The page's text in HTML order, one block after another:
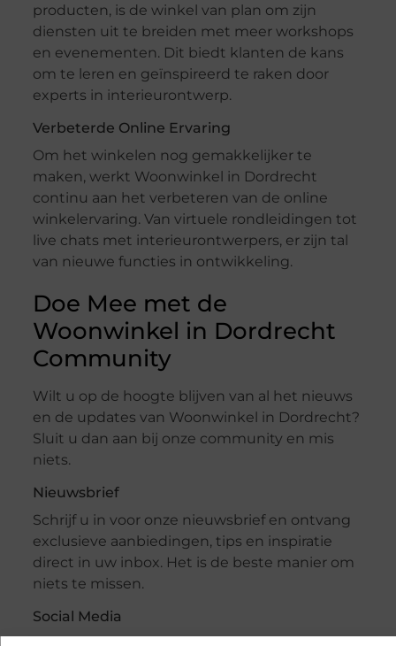
producten, is de winkel van plan om zijn
diensten uit te breiden met meer workshops
en evenementen. Dit biedt klanten de kans
om te leren en geïnspireerd te raken door
experts in interieurontwerp.
Verbeterde Online Ervaring
Om het winkelen nog gemakkelijker te
maken, werkt Woonwinkel in Dordrecht
continu aan het verbeteren van de online
winkelervaring. Van virtuele rondleidingen tot
live chats met interieurontwerpers, er zijn tal
van nieuwe functies in ontwikkeling.
Doe Mee met de
Woonwinkel in Dordrecht
Community
Wilt u op de hoogte blijven van al het nieuws
en de updates van Woonwinkel in Dordrecht?
Sluit u dan aan bij onze community en mis
niets.
Nieuwsbrief
Schrijf u in voor onze nieuwsbrief en ontvang
exclusieve aanbiedingen, tips en inspiratie
direct in uw inbox. Het is de beste manier om
niets te missen.
Social Media